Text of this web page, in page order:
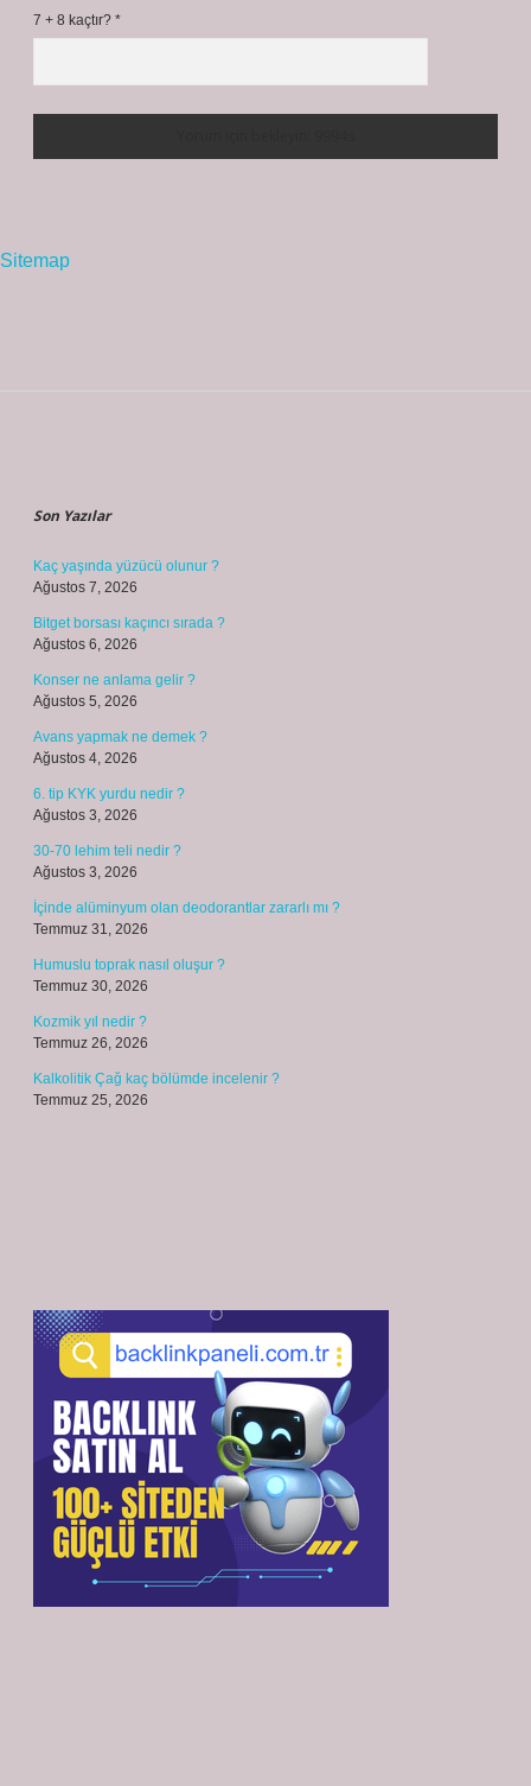
7 + 8 kaçtır? *
Sitemap
Son Yazılar
Kaç yaşında yüzücü olunur ?
Ağustos 7, 2026
Bitget borsası kaçıncı sırada ?
Ağustos 6, 2026
Konser ne anlama gelir ?
Ağustos 5, 2026
Avans yapmak ne demek ?
Ağustos 4, 2026
6. tip KYK yurdu nedir ?
Ağustos 3, 2026
30-70 lehim teli nedir ?
Ağustos 3, 2026
İçinde alüminyum olan deodorantlar zararlı mı ?
Temmuz 31, 2026
Humuslu toprak nasıl oluşur ?
Temmuz 30, 2026
Kozmik yıl nedir ?
Temmuz 26, 2026
Kalkolitik Çağ kaç bölümde incelenir ?
Temmuz 25, 2026